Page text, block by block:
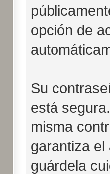
opción de
Su
está
misma
garantiza el
guárdela